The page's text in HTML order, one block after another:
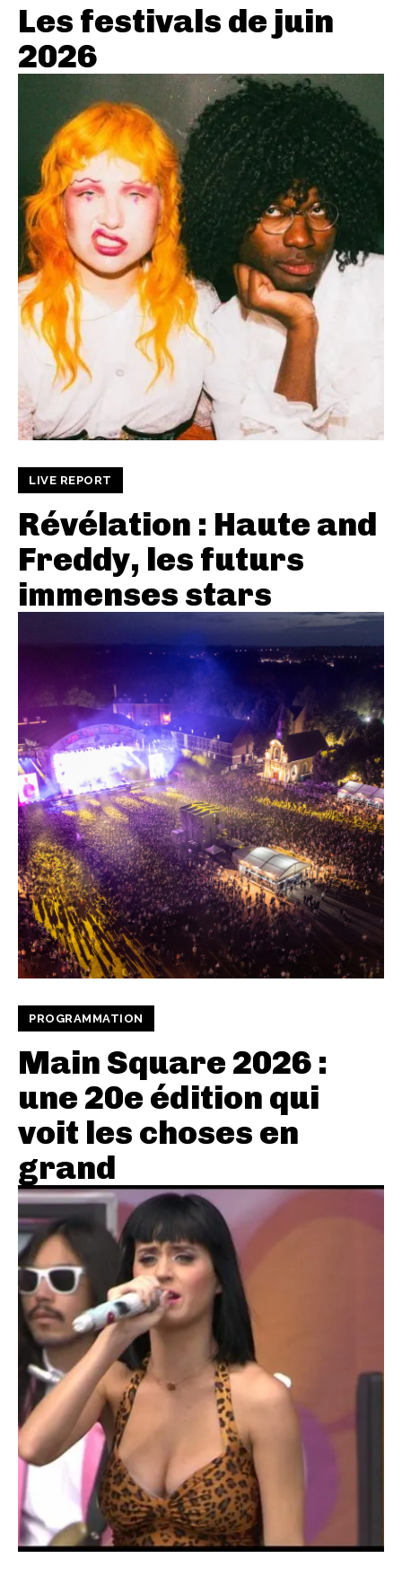
Les festivals de juin
2026
LIVE REPORT
Révélation : Haute and
Freddy, les futurs
immenses stars
PROGRAMMATION
Main Square 2026 :
une 20e édition qui
voit les choses en
grand